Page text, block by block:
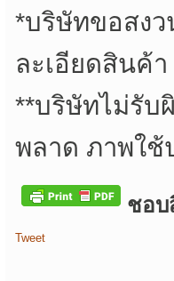
*บริษัทขอสงว
ละเอียดสินค้
**บริษัทไม่รับ
พลาด ภาพใ
ชอบ
Tweet